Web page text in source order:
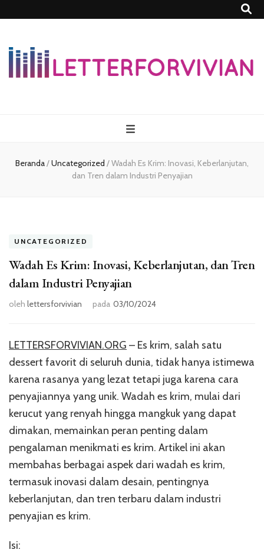
Beranda/Uncategorized /Wadah Es Krim: Inovasi, Keberlanjutan,
dan Tren dalam Industri Penyajian
UNCATEGORIZED
Wadah Es Krim: Inovasi, Keberlanjutan, dan Tren
dalam Industri Penyajian
oleh lettersforvivian pada 03/10/2024
LETTERSFORVIVIAN.ORG – Es krim, salah satu
dessert favorit di seluruh dunia, tidak hanya istimewa
karena rasanya yang lezat tetapi juga karena cara
penyajiannya yang unik. Wadah es krim, mulai dari
kerucut yang renyah hingga mangkuk yang dapat
dimakan, memainkan peran penting dalam
pengalaman menikmati es krim. Artikel ini akan
membahas berbagai aspek dari wadah es krim,
termasuk inovasi dalam desain, pentingnya
keberlanjutan, dan tren terbaru dalam industri
penyajian es krim.
Isi: